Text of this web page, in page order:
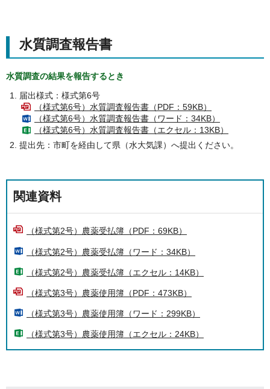
水質調査報告書
水質調査の結果を報告するとき
届出様式：様式第6号
（様式第6号）水質調査報告書（PDF：59KB）
（様式第6号）水質調査報告書（ワード：34KB）
（様式第6号）水質調査報告書（エクセル：13KB）
提出先：市町を経由して県（水大気課）へ提出ください。
関連資料
（様式第2号）農薬受払簿（PDF：69KB）
（様式第2号）農薬受払簿（ワード：34KB）
（様式第2号）農薬受払簿（エクセル：14KB）
（様式第3号）農薬使用簿（PDF：473KB）
（様式第3号）農薬使用簿（ワード：299KB）
（様式第3号）農薬使用簿（エクセル：24KB）